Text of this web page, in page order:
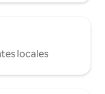
locales